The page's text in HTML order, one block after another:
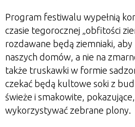
Program festiwalu wypełnią
czasie tegorocznej „obfitości
rozdawane będą ziemniaki,
naszych domów, a nie na
także truskawki w formie
czekać będą kultowe soki z
świeże i smakowite,
wykorzystywać zebrane plony.